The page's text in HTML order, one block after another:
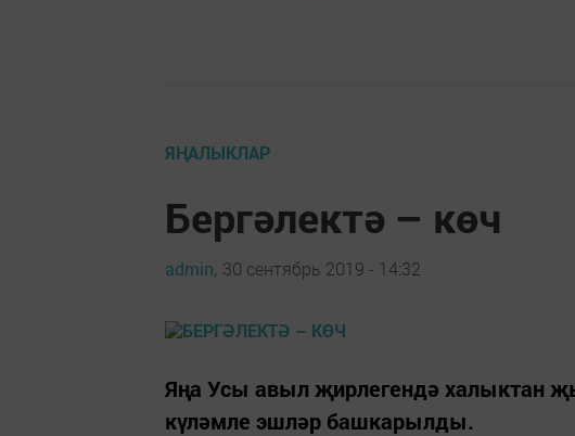
ЯҢАЛЫКЛАР
Бергәлектә – көч
admin, 30 сентябрь 2019 - 14:32
Яңа Усы авыл җирлегендә халыктан
күләмле эшләр башкарылды.